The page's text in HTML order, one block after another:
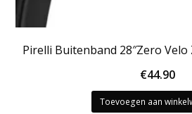
Pirelli Buitenband 28″Zero
€44.90
Toevoegen aan